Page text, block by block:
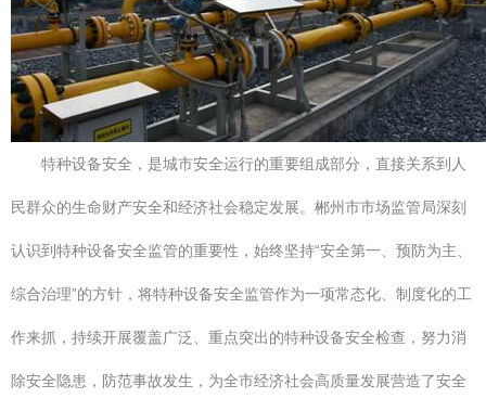
特种设备安全，是城市安全运行的重要组成部分，直接关系到人
民群众的生命财产安全和经济社会稳定发展。郴州市市场监管局深刻
认识到特种设备安全监管的重要性，始终坚持“安全第一、预防为主、
综合治理”的方针，将特种设备安全监管作为一项常态化、制度化的工
作来抓，持续开展覆盖广泛、重点突出的特种设备安全检查，努力消
除安全隐患，防范事故发生，为全市经济社会高质量发展营造了安全